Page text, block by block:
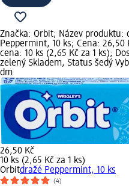
Značka: Orbit; Název produktu:
Peppermint, 10 ks; Cena: 26,50
cena: 10 ks (2,65 Kč za 1 ks);
zelený Skladem, Status šedý
dm
26,50 Kč
10 ks (2,65 Kč za 1 ks)
Orbitdražé Peppermint, 10 ks
(4)